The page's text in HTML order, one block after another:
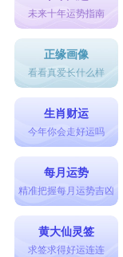
未来十年运势指南
正缘画像
看看真爱长什么样
生肖财运
今年你会走好运吗
每月运势
精准把握每月运势吉凶
黄大仙灵签
求签求得好运连连